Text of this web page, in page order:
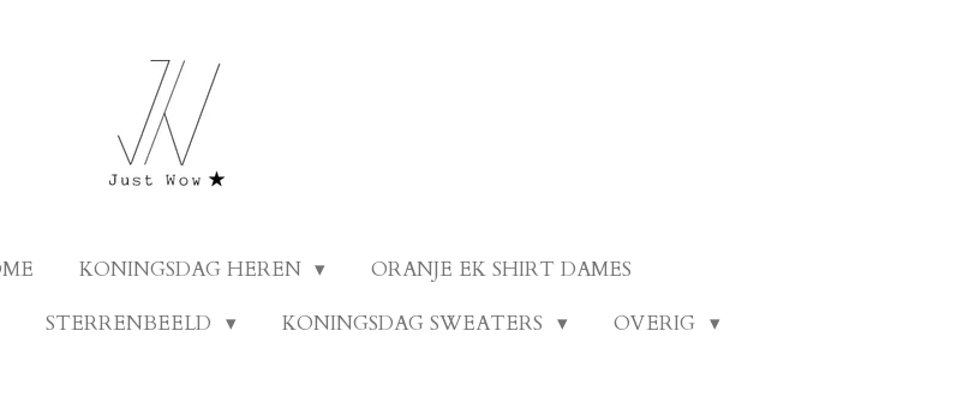
KONINGSDAG HEREN
ORANJE EK SHIRT DAMES
STERRENBEELD KONINGSDAG SWEATERS OVERIG